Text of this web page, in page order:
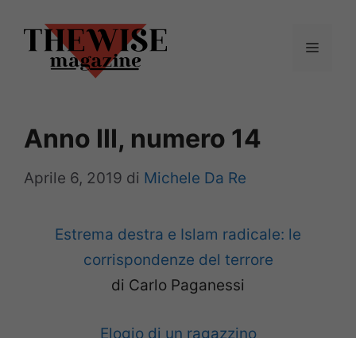
contenuto
Menu
Anno III, numero 14
Aprile 6, 2019 di Michele Da Re
Estrema destra e Islam radicale: le
corrispondenze del terrore
di Carlo Paganessi
Elogio di un ragazzino